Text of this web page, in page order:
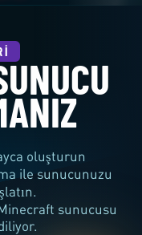
BERİ
oluşturun
ile sunucunuzu
sunucusu